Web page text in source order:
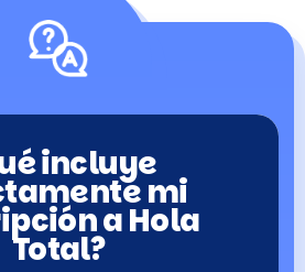
incluye
mi
a Hola
Total?